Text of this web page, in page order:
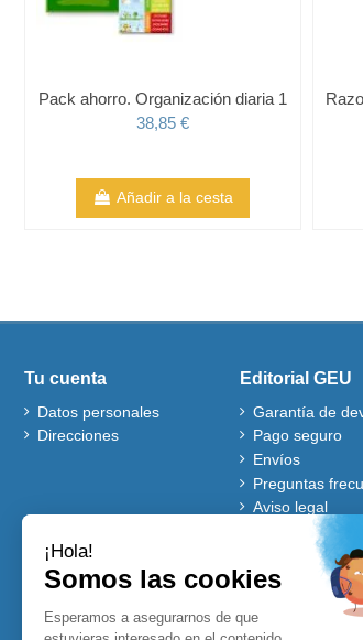
Pack ahorro. Organización diaria 1
38,85 €
Añadir a la cesta
Tu cuenta
Datos personales
Direcciones
Editorial GEU
Garantía de
Pago seguro
Envíos
Preguntas
Aviso legal
Quiénes somos
Política de
Autores
Ventajas de
nuestra web